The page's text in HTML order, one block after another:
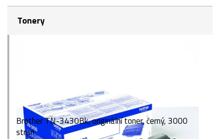
Tonery
Brother TN-3430Bk, originální toner, černý, 3000
stran